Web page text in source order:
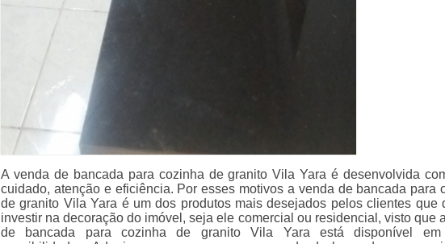
A venda de bancada para cozinha de granito Vila Yara é desenvolvida
cuidado, atenção e eficiência. Por esses motivos a venda de bancada para
de granito Vila Yara é um dos produtos mais desejados pelos clientes que
investir na decoração do imóvel, seja ele comercial ou residencial, visto que
de bancada para cozinha de granito Vila Yara está disponível em